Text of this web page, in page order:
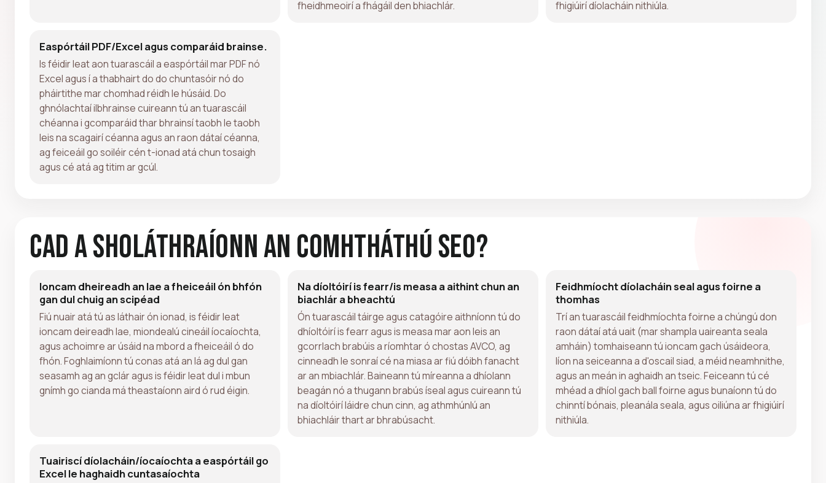
fheidhmeoirí a fhágáil den bhiachlár.
fhigiúirí díolacháin nithiúla.
Easpórtáil PDF/Excel agus comparáid brainse.
Is féidir leat aon tuarascáil a easpórtáil mar PDF nó
Excel agus í a thabhairt do do chuntasóir nó do
pháirtithe mar chomhad réidh le húsáid. Do
ghnólachtaí ilbhrainse cuireann tú an tuarascáil
chéanna i gcomparáid thar bhrainsí taobh le taobh
leis na scagairí céanna agus an raon dátaí céanna,
ag feiceáil go soiléir cén t-ionad atá chun tosaigh
agus cé atá ag titim ar gcúl.
Cad a Sholáthraíonn an Comhtháthú Seo?
Ioncam dheireadh an lae a fheiceáil ón bhfón
gan dul chuig an scipéad
Fiú nuair atá tú as láthair ón ionad, is féidir leat
ioncam deireadh lae, miondealú cineáil íocaíochta,
agus achoimre ar úsáid na mbord a fheiceáil ó do
fhón. Foghlaimíonn tú conas atá an lá ag dul gan
seasamh ag an gclár agus is féidir leat dul i mbun
gnímh go cianda má theastaíonn aird ó rud éigin.
Na díoltóirí is fearr/is measa a aithint chun an
biachlár a bheachtú
Ón tuarascáil táirge agus catagóire aithníonn tú do
dhíoltóirí is fearr agus is measa mar aon leis an
gcorrlach brabúis a ríomhtar ó chostas AVCO, ag
cinneadh le sonraí cé na miasa ar fiú dóibh fanacht
ar an mbiachlár. Baineann tú míreanna a dhíolann
beagán nó a thugann brabús íseal agus cuireann tú
na díoltóirí láidre chun cinn, ag athmhúnlú an
bhiachláir thart ar bhrabúsacht.
Feidhmíocht díolacháin seal agus foirne a
thomhas
Trí an tuarascáil feidhmíochta foirne a chúngú don
raon dátaí atá uait (mar shampla uaireanta seala
amháin) tomhaiseann tú ioncam gach úsáideora,
líon na seiceanna a d'oscail siad, a méid neamhnithe,
agus an meán in aghaidh an tseic. Feiceann tú cé
mhéad a dhíol gach ball foirne agus bunaíonn tú do
chinntí bónais, pleanála seala, agus oiliúna ar fhigiúirí
nithiúla.
Tuairiscí díolacháin/íocaíochta a easpórtáil go
Excel le haghaidh cuntasaíochta